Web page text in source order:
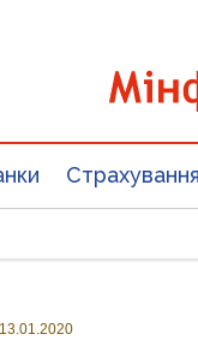
Страхування
13.01.2020